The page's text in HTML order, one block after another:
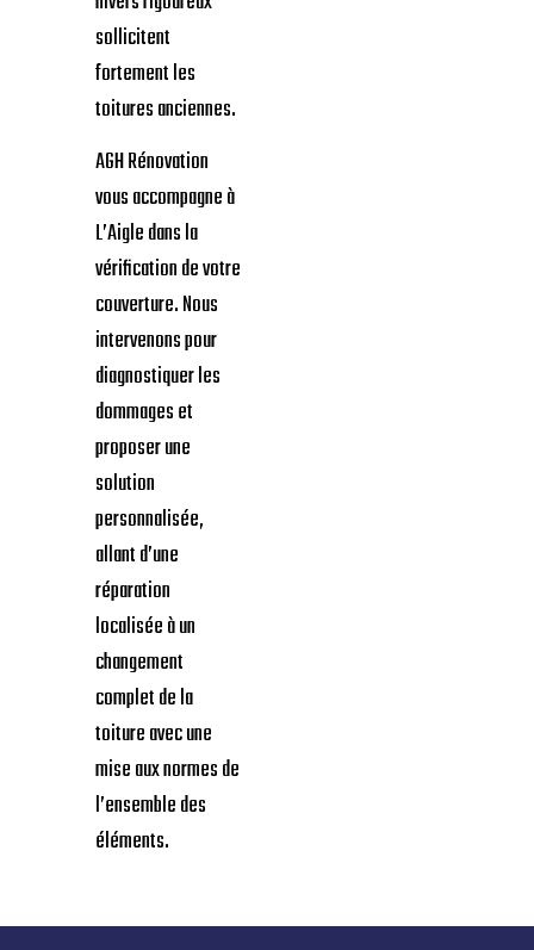
temps d’envisager
une intervention. À
L’Aigle, les
conditions
climatiques
humides et les
hivers rigoureux
sollicitent
fortement les
toitures anciennes.
AGH Rénovation
vous accompagne à
L’Aigle dans la
vérification de votre
couverture. Nous
intervenons pour
diagnostiquer les
dommages et
proposer une
solution
personnalisée,
allant d’une
réparation
localisée à un
complet de la